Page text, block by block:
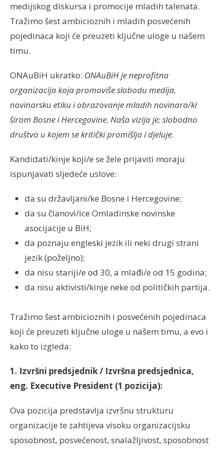
medijskog diskursa i promocije mladih talenata.
Tražimo šest ambicioznih i mladih posvećenih
pojedinaca koji će preuzeti ključne uloge u našem
timu.
ONAuBiH ukratko: ONAuBiH je neprofitna
organizacija koja promoviše slobodu medija,
novinarsku etiku i obrazovanje mladih novinara/ki
širom Bosne i Hercegovine. Naša vizija je: slobodno
društvo u kojem se kritički promišlja i djeluje.
Kandidati/kinje koji/e se žele prijaviti moraju
ispunjavati sljedeće uslove:
da su državljani/ke Bosne i Hercegovine;
da su članovi/ice Omladinske novinske
asocijacije u BiH;
da poznaju engleski jezik ili neki drugi strani
jezik (poželjno);
da nisu stariji/e od 30, a mlađi/e od 15 godina;
da nisu aktivisti/kinje neke od političkih partija.
Tražimo šest ambicioznih i posvećenih pojedinaca
koji će preuzeti ključne uloge u našem timu, a evo i
kako to izgleda:
1. Izvršni predsjednik / Izvršna predsjednica,
eng. Executive President (1 pozicija):
Ova pozicija predstavlja izvršnu strukturu
organizacije te zahtijeva visoku organizacijsku
sposobnost, posvećenost, snalažljivost, sposobnost